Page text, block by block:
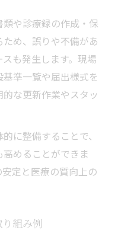
や診療録の作成・保
め、誤りや不備があ
も発生します。現場
準一覧や届出様式を
な更新作業やスタッ
に整備することで、
めることができま
定と医療の質向上の
組み例